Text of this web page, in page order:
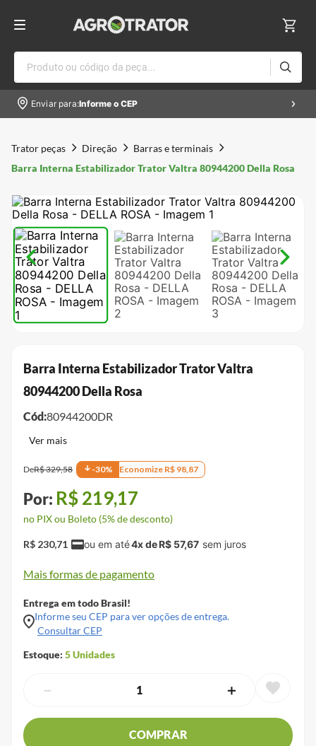
Produto ou código da peça...
Enviar para:Informe o CEP
Trator peças Direção
Barras e terminais
Barra Interna Estabilizador Trator Valtra 80944200 Della Rosa
Barra Interna Estabilizador Trator Valtra
80944200 Della Rosa
Cód:80944200DR
DeR$329,58 -30% Economize R$ 98,87
R$219,17
no PIX ou Boleto (5% de desconto)
R$ 230,71 4x deR$ 57,67
Mais formas de pagamento
Entrega em todo Brasil!
Informe seu CEP para ver opções de entrega.
Consultar CEP
Estoque: 5Unidades
＋
－
COMPRAR